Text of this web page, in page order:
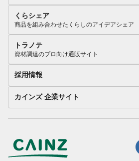
くらシェア
商品を組み合わせたくらしのアイデアシェア
トラノテ
資材調達のプロ向け通販サイト
採用情報
カインズ 企業サイト